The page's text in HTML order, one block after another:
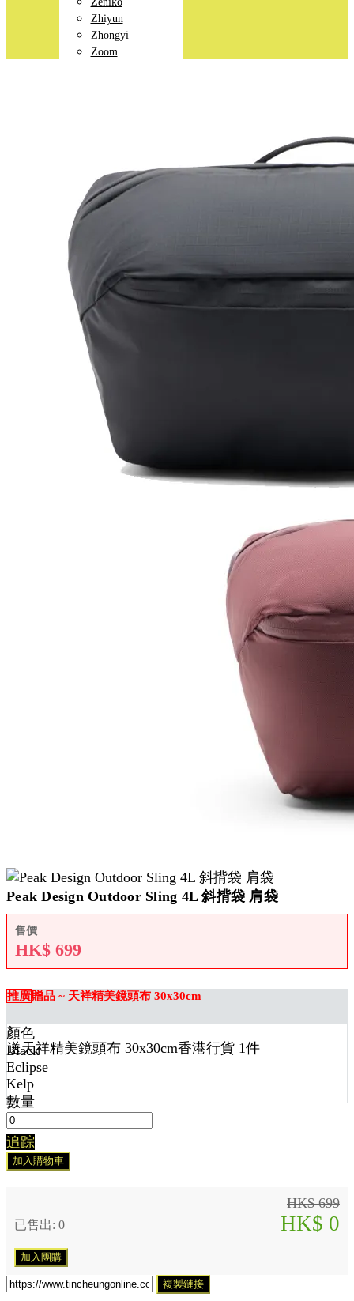
Zhiyun
Zhongyi
Zoom
Peak Design Outdoor Sling 4L 斜揹袋 肩袋
售價
HK$ 699
推廣贈品 ~ 天祥精美鏡頭布 30x30cm
送天祥精美鏡頭布 30x30cm香港行貨 1件
顏色
Black
Eclipse
Kelp
數量
追踪
加入購物車
HK$ 699
已售出: 0 HK$ 0
加入團購
複製鏈接